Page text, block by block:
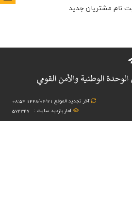
نام مشتریان جدید
آخر تجدید الموقع 1448/02/21 08:54
آمار بازدید سایت :
574347